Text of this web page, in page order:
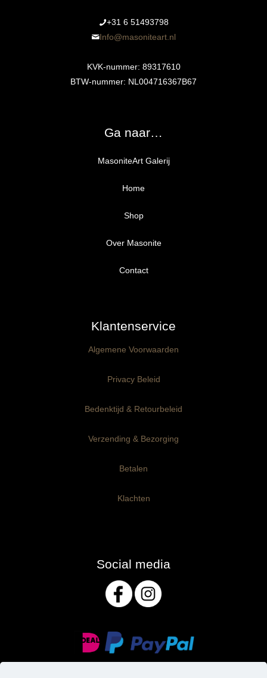
+31 6 51493798‬
Info@masoniteart.nl
KVK-nummer: 89317610
BTW-nummer: NL004716367B67
Ga naar…
MasoniteArt Galerij
Home
Shop
Alle producten
Proefpakket
3mm dik
6mm dik
Kant-en-Klaar panelen
3mm dik
6mm dik
Ophangklaar panelen
Maatwerk
Over Masonite
Contact
Klantenservice
Algemene Voorwaarden
Privacy Beleid
Bedenktijd & Retourbeleid
Verzending & Bezorging
Betalen
Klachten
Social media